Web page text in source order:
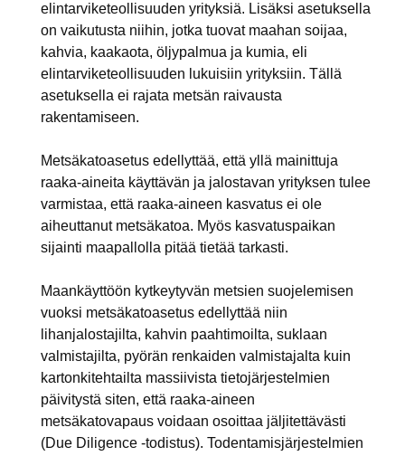
elintarviketeollisuuden yrityksiä. Lisäksi asetuksella
on vaikutusta niihin, jotka tuovat maahan soijaa,
kahvia, kaakaota, öljypalmua ja kumia, eli
elintarviketeollisuuden lukuisiin yrityksiin. Tällä
asetuksella ei rajata metsän raivausta
rakentamiseen.
Metsäkatoasetus edellyttää, että yllä mainittuja
raaka-aineita käyttävän ja jalostavan yrityksen tulee
varmistaa, että raaka-aineen kasvatus ei ole
aiheuttanut metsäkatoa. Myös kasvatuspaikan
sijainti maapallolla pitää tietää tarkasti.
Maankäyttöön kytkeytyvän metsien suojelemisen
vuoksi metsäkatoasetus edellyttää niin
lihanjalostajilta, kahvin paahtimoilta, suklaan
valmistajilta, pyörän renkaiden valmistajalta kuin
kartonkitehtailta massiivista tietojärjestelmien
päivitystä siten, että raaka-aineen
metsäkatovapaus voidaan osoittaa jäljitettävästi
(Due Diligence -todistus). Todentamisjärjestelmien